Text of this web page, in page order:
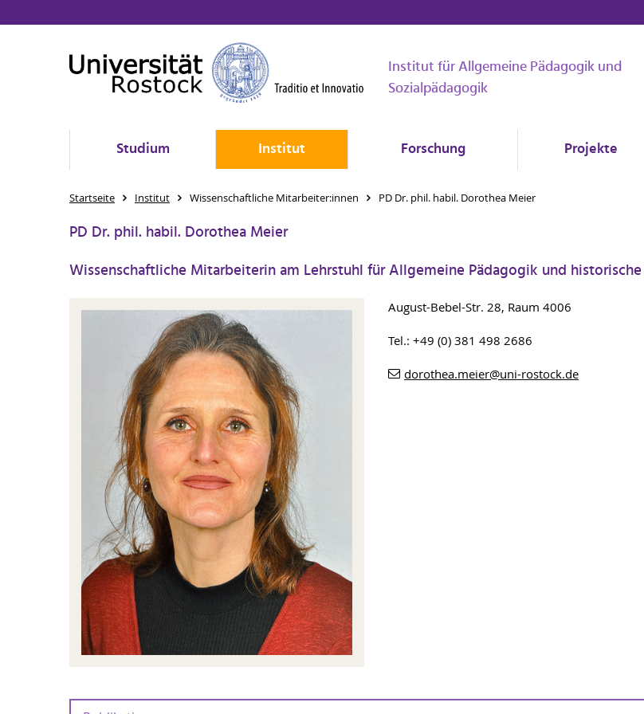
Institut für Allgemeine Pädagogik und
Sozialpädagogik
Studium Institut Forschung Projekte
Startseite Institut Wissenschaftliche Mitarbeiter:innen PD Dr. phil. habil. Dorothea Meier
PD Dr. phil. habil. Dorothea Meier
Wissenschaftliche Mitarbeiterin am Lehrstuhl für Allgemeine Pädagogik und
August-Bebel-Str. 28, Raum 4006
Tel.: +49 (0) 381 498 2686
dorothea.meier@uni-rostock.de